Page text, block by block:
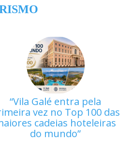
Vila Galé entra pela
vez no Top 100 das
cadeias hoteleiras
do mundo